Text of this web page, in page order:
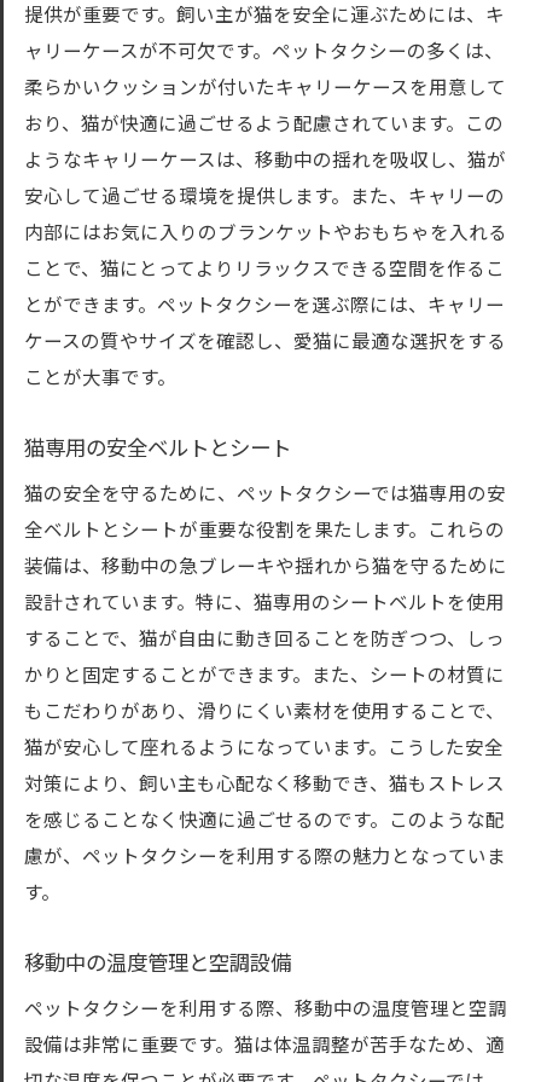
提供が重要です。飼い主が猫を安全に運ぶためには、キ
ャリーケースが不可欠です。ペットタクシーの多くは、
柔らかいクッションが付いたキャリーケースを用意して
おり、猫が快適に過ごせるよう配慮されています。この
ようなキャリーケースは、移動中の揺れを吸収し、猫が
安心して過ごせる環境を提供します。また、キャリーの
内部にはお気に入りのブランケットやおもちゃを入れる
ことで、猫にとってよりリラックスできる空間を作るこ
とができます。ペットタクシーを選ぶ際には、キャリー
ケースの質やサイズを確認し、愛猫に最適な選択をする
ことが大事です。
猫専用の安全ベルトとシート
猫の安全を守るために、ペットタクシーでは猫専用の安
全ベルトとシートが重要な役割を果たします。これらの
装備は、移動中の急ブレーキや揺れから猫を守るために
設計されています。特に、猫専用のシートベルトを使用
することで、猫が自由に動き回ることを防ぎつつ、しっ
かりと固定することができます。また、シートの材質に
もこだわりがあり、滑りにくい素材を使用することで、
猫が安心して座れるようになっています。こうした安全
対策により、飼い主も心配なく移動でき、猫もストレス
を感じることなく快適に過ごせるのです。このような配
慮が、ペットタクシーを利用する際の魅力となっていま
す。
移動中の温度管理と空調設備
ペットタクシーを利用する際、移動中の温度管理と空調
設備は非常に重要です。猫は体温調整が苦手なため、適